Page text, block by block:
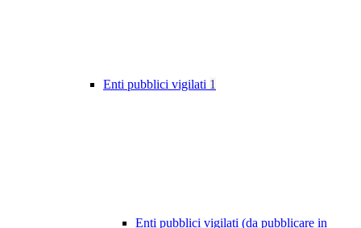
Enti pubblici vigilati 1
Enti pubblici vigilati (da pubblicare in